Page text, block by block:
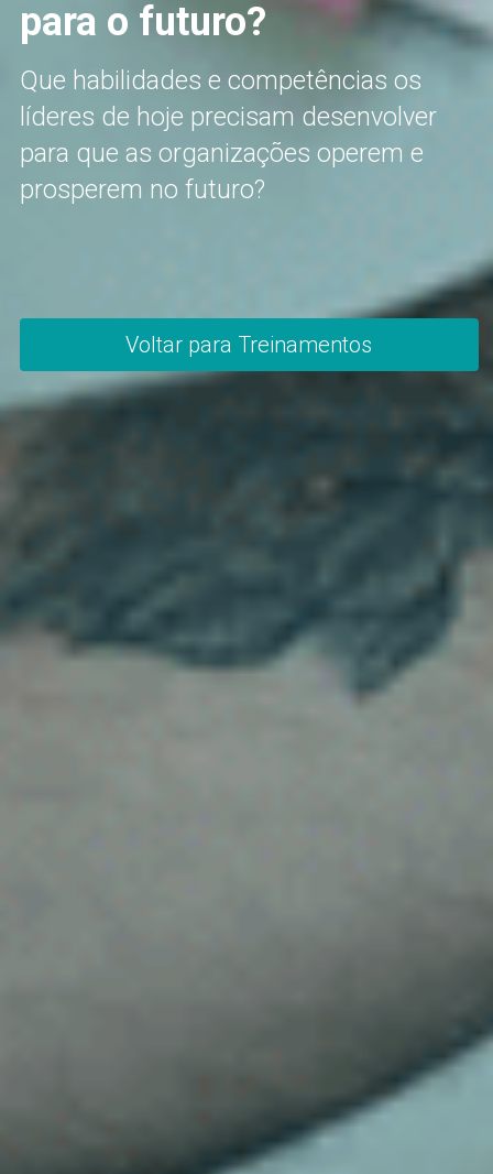
para o futuro?
Que habilidades e competências os
líderes de hoje precisam desenvolver
para que as organizações operem e
prosperem no futuro?
Voltar para Treinamentos